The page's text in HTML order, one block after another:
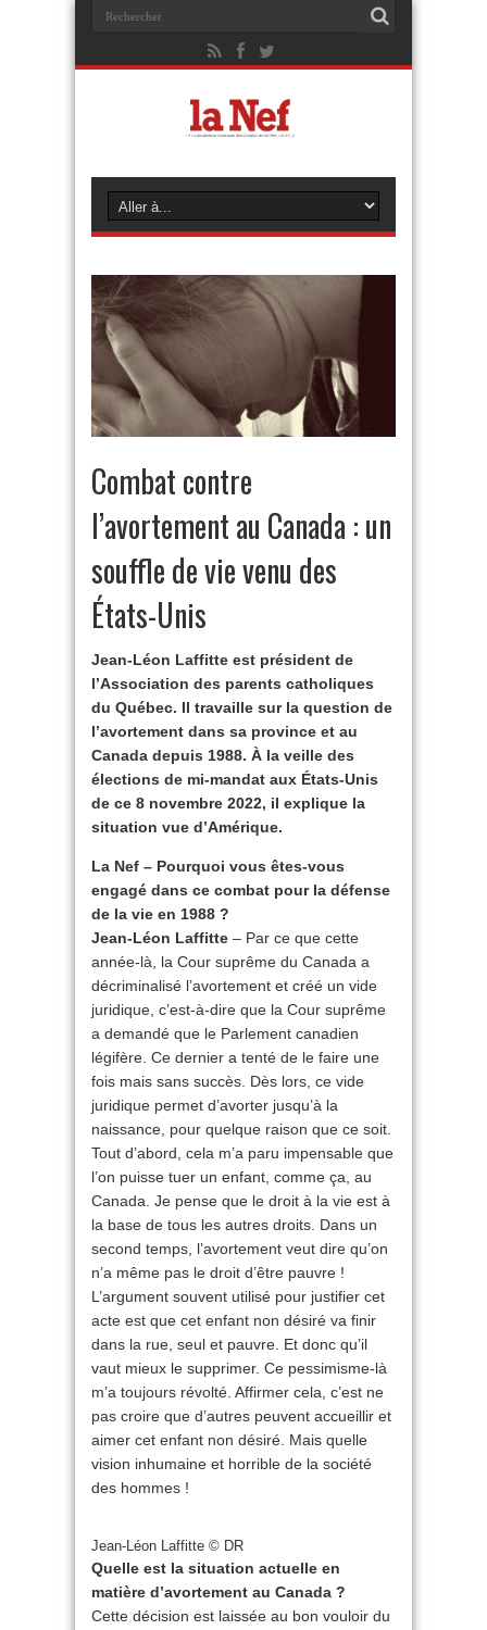
Combat contre
l’avortement au Canada : un
souffle de vie venu des
États-Unis
Jean-Léon Laffitte est président de
l’Association des parents catholiques
du Québec. Il travaille sur la question de
l’avortement dans sa province et au
Canada depuis 1988. À la veille des
élections de mi-mandat aux États-Unis
de ce 8 novembre 2022, il explique la
situation vue d’Amérique.
La Nef – Pourquoi vous êtes-vous
engagé dans ce combat pour la défense
de la vie en 1988 ?
Jean-Léon Laffitte – Par ce que cette
année-là, la Cour suprême du Canada a
décriminalisé l’avortement et créé un vide
juridique, c’est-à-dire que la Cour suprême
a demandé que le Parlement canadien
légifère. Ce dernier a tenté de le faire une
fois mais sans succès. Dès lors, ce vide
juridique permet d’avorter jusqu’à la
naissance, pour quelque raison que ce soit.
Tout d’abord, cela m’a paru impensable que
l’on puisse tuer un enfant, comme ça, au
Canada. Je pense que le droit à la vie est à
la base de tous les autres droits. Dans un
second temps, l’avortement veut dire qu’on
n’a même pas le droit d’être pauvre !
L’argument souvent utilisé pour justifier cet
acte est que cet enfant non désiré va finir
dans la rue, seul et pauvre. Et donc qu’il
vaut mieux le supprimer. Ce pessimisme-là
m’a toujours révolté. Affirmer cela, c’est ne
pas croire que d’autres peuvent accueillir et
aimer cet enfant non désiré. Mais quelle
vision inhumaine et horrible de la société
des hommes !
Jean-Léon Laffitte © DR
Quelle est la situation actuelle en
matière d’avortement au Canada ?
Cette décision est laissée au bon vouloir du